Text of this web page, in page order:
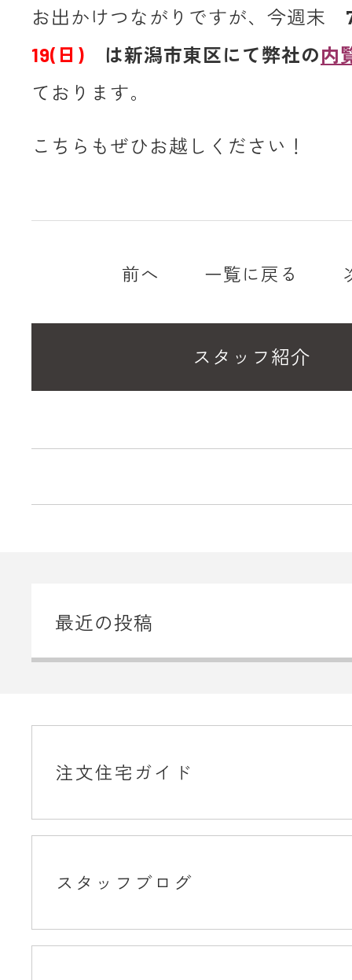
お出かけつながりですが、今週末
19(日) は新潟市東区にて弊社の内
ております。
こちらもぜひお越しください！
前へ 一覧に戻る
スタッフ紹介
最近の投稿
注文住宅ガイド
スタッフブログ